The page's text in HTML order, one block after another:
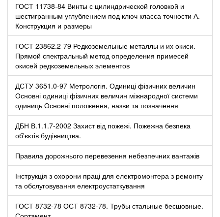
ГОСТ 11738-84 Винты с цилиндрической головкой и
шестигранным углублением под ключ класса точности А.
Конструкция и размеры
ГОСТ 23862.2-79 Редкоземельные металлы и их окиси.
Прямой спектральный метод определения примесей
окисей редкоземельных элементов
ДСТУ 3651.0-97 Метрологія. Одиниці фізичних величин
Основні одиниці фізичних величин міжнародної системи
одиниць Основні положення, назви та позначення
ДБН В.1.1.7-2002 Захист від пожежі. Пожежна безпека
об'єктів будівництва.
Правила дорожнього перевезення небезпечних вантажів
Інструкція з охорони праці для електромонтера з ремонту
та обслуговування електроустаткування
ГОСТ 8732-78 ОСТ 8732-78. Трубы стальные бесшовные.